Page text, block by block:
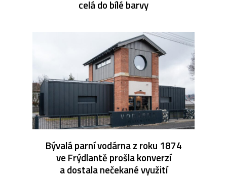
celá do bílé barvy
Bývalá parní vodárna z roku 1874
ve Frýdlantě prošla konverzí
a dostala nečekané využití